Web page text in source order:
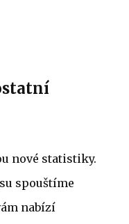
nové statistiky.
spouštíme
nabízí